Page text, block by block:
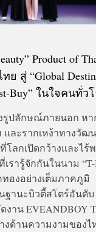
Product of
สู่ “Global
Buy” ในใจคนทั่ว
งรูปลักษณ์ภายนอก ห
ละรากเหง้าทางวัฒ
ลกเปิดกว้างและไร้
ารู้จักกันในนาม “T-
ทองอย่างเต็มภาคภูมิ
ฐานะบิวตี้สโตร์อันดับ
าน EVEANDBOY
งด้านความงามของไ